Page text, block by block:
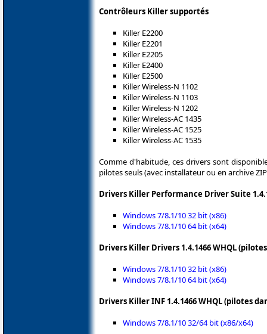
Contrôleurs Killer supportés
Killer E2200
Killer E2201
Killer E2205
Killer E2400
Killer E2500
Killer Wireless-N 1102
Killer Wireless-N 1103
Killer Wireless-N 1202
Killer Wireless-AC 1435
Killer Wireless-AC 1525
Killer Wireless-AC 1535
Comme d'habitude, ces drivers sont
pilotes seuls (avec installateur ou en archive
Drivers Killer Performance Driver Suite
Windows 7/8.1/10 32 bit (x86)
Windows 7/8.1/10 64 bit (x64)
Drivers Killer Drivers 1.4.1466 WHQL
Windows 7/8.1/10 32 bit (x86)
Windows 7/8.1/10 64 bit (x64)
Drivers Killer INF 1.4.1466 WHQL (pilotes
Windows 7/8.1/10 32/64 bit (x86/x64)